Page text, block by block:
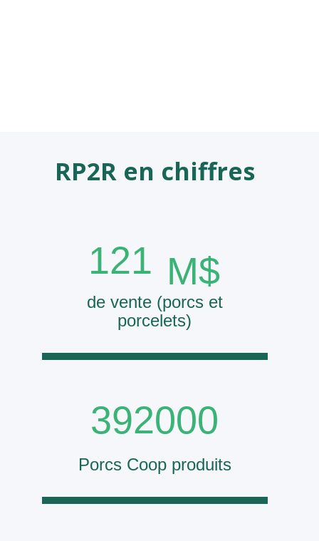
RP2R en chiffres
121 M$
de vente (porcs et
porcelets)
392000
Porcs Coop produits